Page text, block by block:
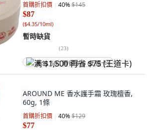
首購折扣價 40%$145
$87
($4.35/10ml)
暫時缺貨
(23)
满 $1,500 再省 $75 (王道卡)
AROUND ME 香水護手霜 玫瑰檀香,
60g, 1條
首購折扣價 40%$129
$77